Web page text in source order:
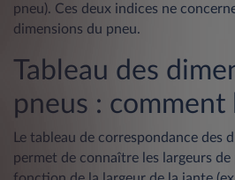
pneu). Ces deux indices ne
dimensions du pneu.
Tableau des
pneus :
Le tableau de correspondance des
permet de connaître les largeurs